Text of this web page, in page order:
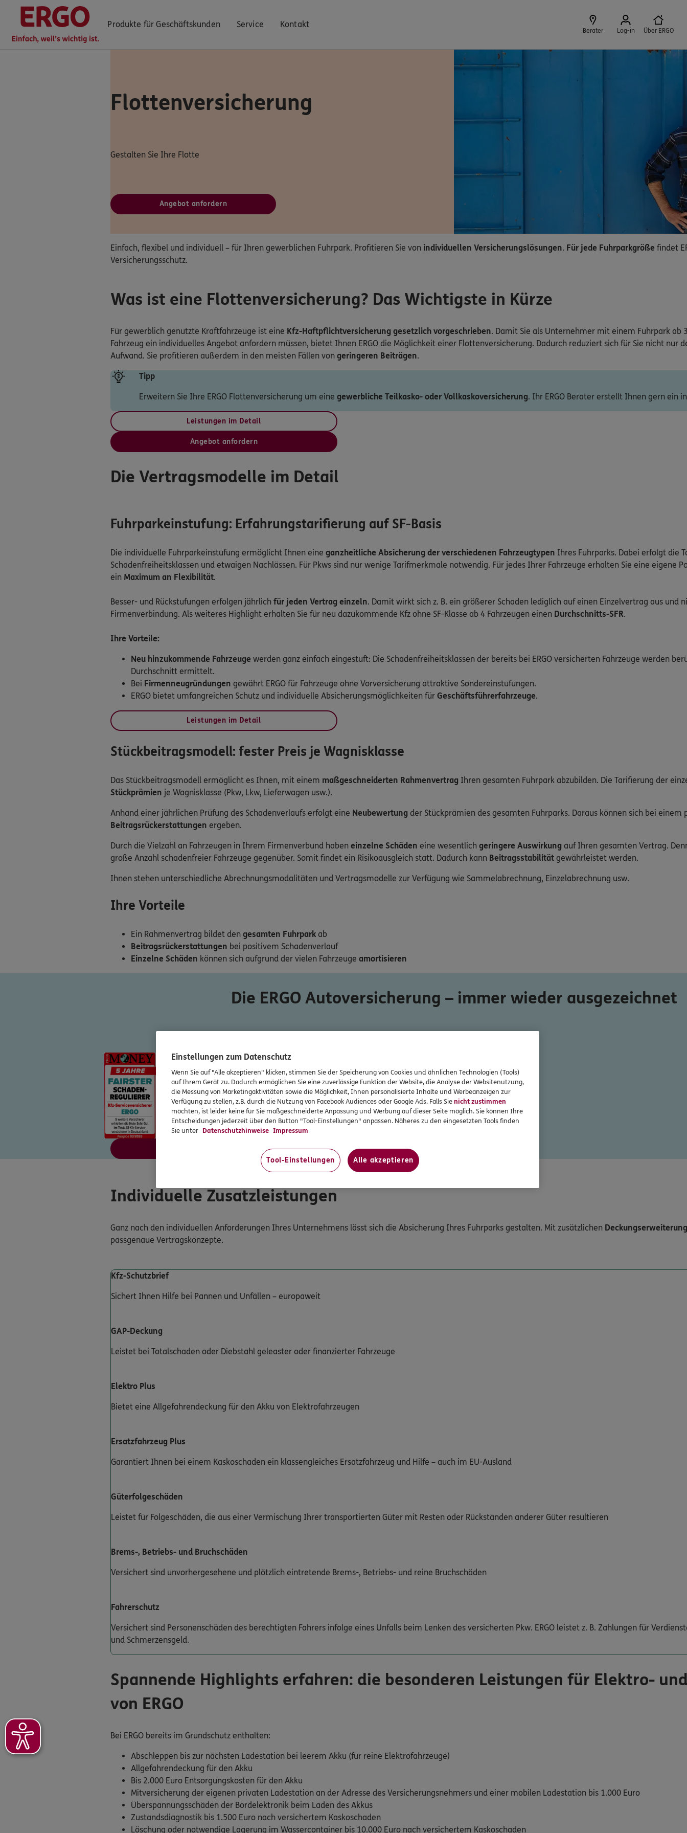
Produkte für Geschäftskunden Service Kontakt
Berater Log-in
Über ERGO
ERGO Berater findenFlottenversicherung
Gestalten Sie Ihre Flotte
Angebot anfordern
Einfach, flexibel und individuell – für Ihren gewerblichen Fuhrpark. Profitieren Sie von individuellen Versicherungslösungen. Für jede Fuhrparkgröße findet
Versicherungsschutz.
Was ist eine Flottenversicherung? Das Wichtigste in Kürze
Für gewerblich genutzte Kraftfahrzeuge ist eine Kfz-Haftpflichtversicherung gesetzlich vorgeschrieben. Damit Sie als Unternehmer mit einem Fuhrpark ab
Fahrzeug ein individuelles Angebot anfordern müssen, bietet Ihnen ERGO die Möglichkeit einer Flottenversicherung. Dadurch reduziert sich für Sie nicht nur
Aufwand. Sie profitieren außerdem in den meisten Fällen von geringeren Beiträgen.
Tipp
Erweitern Sie Ihre ERGO Flottenversicherung um eine gewerbliche Teilkasko- oder Vollkaskoversicherung. Ihr ERGO Berater erstellt Ihnen gern ein
Leistungen im Detail
Angebot anfordern
Die Vertragsmodelle im Detail
Fuhrparkeinstufung: Erfahrungstarifierung auf SF-Basis
Die individuelle Fuhrparkeinstufung ermöglicht Ihnen eine ganzheitliche Absicherung der verschiedenen Fahrzeugtypen Ihres Fuhrparks. Dabei erfolgt die
Schadenfreiheitsklassen und etwaigen Nachlässen. Für Pkws sind nur wenige Tarifmerkmale notwendig. Für jedes Ihrer Fahrzeuge erhalten Sie eine eigene
ein Maximum an Flexibilität.
Besser- und Rückstufungen erfolgen jährlich für jeden Vertrag einzeln. Damit wirkt sich z. B. ein größerer Schaden lediglich auf einen Einzelvertrag aus und
Firmenverbindung. Als weiteres Highlight erhalten Sie für neu dazukommende Kfz ohne SF-Klasse ab 4 Fahrzeugen einen Durchschnitts-SFR.
Ihre Vorteile:
Neu hinzukommende Fahrzeuge werden ganz einfach eingestuft: Die Schadenfreiheitsklassen der bereits bei ERGO versicherten Fahrzeuge werden
Durchschnitt ermittelt.
Bei Firmenneugründungen gewährt ERGO für Fahrzeuge ohne Vorversicherung attraktive Sondereinstufungen.
ERGO bietet umfangreichen Schutz und individuelle Absicherungsmöglichkeiten für Geschäftsführerfahrzeuge.
Leistungen im Detail
Stückbeitragsmodell: fester Preis je Wagnisklasse
Das Stückbeitragsmodell ermöglicht es Ihnen, mit einem maßgeschneiderten Rahmenvertrag Ihren gesamten Fuhrpark abzubilden. Die Tarifierung der
Stückprämien je Wagnisklasse (Pkw, Lkw, Lieferwagen usw.).
Anhand einer jährlichen Prüfung des Schadenverlaufs erfolgt eine Neubewertung der Stückprämien des gesamten Fuhrparks. Daraus können sich bei einem
Beitragsrückerstattungen ergeben.
Durch die Vielzahl an Fahrzeugen in Ihrem Firmenverbund haben einzelne Schäden eine wesentlich geringere Auswirkung auf Ihren gesamten Vertrag.
große Anzahl schadenfreier Fahrzeuge gegenüber. Somit findet ein Risikoausgleich statt. Dadurch kann Beitragsstabilität gewährleistet werden.
Ihnen stehen unterschiedliche Abrechnungsmodalitäten und Vertragsmodelle zur Verfügung wie Sammelabrechnung, Einzelabrechnung usw.
Ihre Vorteile
Ein Rahmenvertrag bildet den gesamten Fuhrpark ab
Beitragsrückerstattungen bei positivem Schadenverlauf
Einzelne Schäden können sich aufgrund der vielen Fahrzeuge amortisieren
Die ERGO Autoversicherung – immer wieder ausgezeichnet
Individuelle Zusatzleistungen
Ganz nach den individuellen Anforderungen Ihres Unternehmens lässt sich die Absicherung Ihres Fuhrparks gestalten. Mit zusätzlichen
passgenaue Vertragskonzepte.
Kfz-Schutzbrief
Sichert Ihnen Hilfe bei Pannen und Unfällen – europaweit
GAP-Deckung
Leistet bei Totalschaden oder Diebstahl geleaster oder finanzierter Fahrzeuge
Elektro Plus
Bietet eine Allgefahrendeckung für den Akku von Elektrofahrzeugen
Ersatzfahrzeug Plus
Garantiert Ihnen bei einem Kaskoschaden ein klassengleiches Ersatzfahrzeug und Hilfe – auch im EU-Ausland
Güterfolgeschäden
Leistet für Folgeschäden, die aus einer Vermischung Ihrer transportierten Güter mit Resten oder Rückständen anderer Güter resultieren
Brems-, Betriebs- und Bruchschäden
Versichert sind unvorhergesehene und plötzlich eintretende Brems-, Betriebs- und reine Bruchschäden
Fahrerschutz
Versichert sind Personenschäden des berechtigten Fahrers infolge eines Unfalls beim Lenken des versicherten Pkw. ERGO leistet z. B. Zahlungen für
und Schmerzensgeld.
Spannende Highlights erfahren: die besonderen Leistungen für Elektro-
von ERGO
Bei ERGO bereits im Grundschutz enthalten:
Abschleppen bis zur nächsten Ladestation bei leerem Akku (für reine Elektrofahrzeuge)
Allgefahrendeckung für den Akku
Bis 2.000 Euro Entsorgungskosten für den Akku
Mitversicherung der eigenen privaten Ladestation an der Adresse des Versicherungsnehmers und einer mobilen Ladestation bis 1.000 Euro
Überspannungsschäden der Bordelektronik beim Laden des Akkus
Zustandsdiagnostik bis 1.500 Euro nach versichertem Kaskoschaden
Löschung oder notwendige Lagerung im Wassercontainer bis 10.000 Euro nach versichertem Kaskoschaden
Einstellungen zum Datenschutz
Wenn Sie auf "Alle akzeptieren" klicken, stimmen Sie der Speicherung von Cookies und ähnlichen Technologien (Tools)
auf Ihrem Gerät zu. Dadurch ermöglichen Sie eine zuverlässige Funktion der Website, die Analyse der Websitenutzung,
die Messung von Marketingaktivitäten sowie die Möglichkeit, Ihnen personalisierte Inhalte und Werbeanzeigen zur
Verfügung zu stellen, z.B. durch die Nutzung von Facebook Audiences oder Google Ads. Falls Sienicht zustimmen
möchten, ist leider keine für Sie maßgeschneiderte Anpassung und Werbung auf dieser Seite möglich. Sie können Ihre
Entscheidungen jederzeit über den Button "Tool-Einstellungen" anpassen. Näheres zu den eingesetzten Tools finden
Sie unter Datenschutzhinweise Impressum
Tool-Einstellungen Alle akzeptieren